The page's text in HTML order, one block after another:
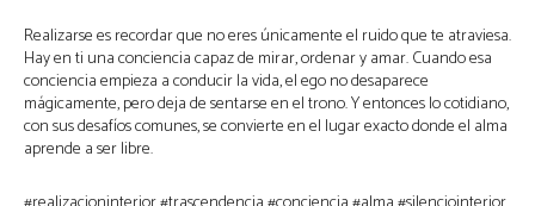
Realizarse es recordar que no eres únicamente el ruido que te atraviesa.
Hay en ti una conciencia capaz de mirar, ordenar y amar. Cuando esa
conciencia empieza a conducir la vida, el ego no desaparece
mágicamente, pero deja de sentarse en el trono. Y entonces lo cotidiano,
con sus desafíos comunes, se convierte en el lugar exacto donde el alma
aprende a ser libre.